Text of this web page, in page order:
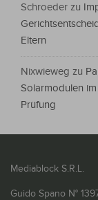
Schroeder zu
Eltern
Nixwieweg zu
Solarmodulen
Prüfung
Mediablock S.R.L.
Guido Spano N°